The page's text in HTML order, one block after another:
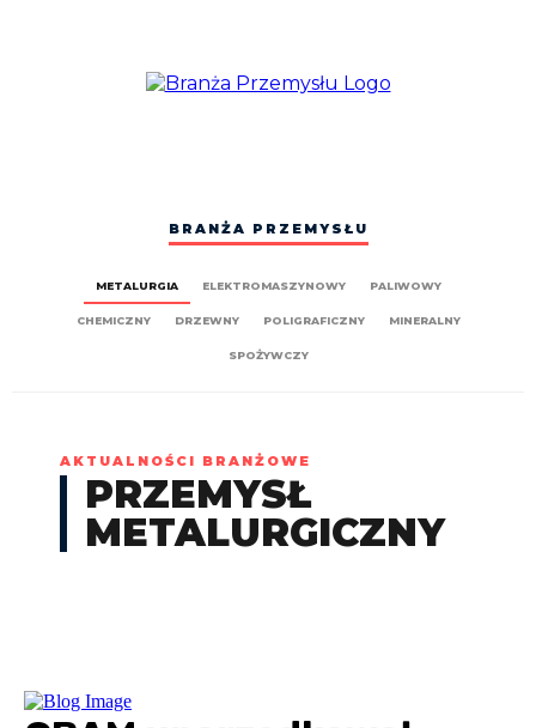
BRANŻA PRZEMYSŁU
METALURGIA ELEKTROMASZYNOWY PALIWOWY
CHEMICZNY DRZEWNY POLIGRAFICZNY MINERALNY
SPOŻYWCZY
AKTUALNOŚCI BRANŻOWE
PRZEMYSŁ
METALURGICZNY